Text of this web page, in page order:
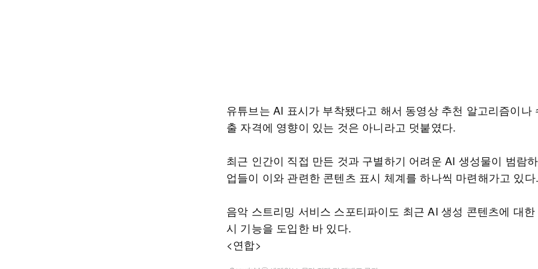
유튜브는 AI 표시가 부착됐다고 해서 동영상 추천 알고리즘이나
출 자격에 영향이 있는 것은 아니라고 덧붙였다.
최근 인간이 직접 만든 것과 구별하기 어려운 AI 생성물이 범람
업들이 이와 관련한 콘텐츠 표시 체계를 하나씩 마련해가고 있다.
음악 스트리밍 서비스 스포티파이도 최근 AI 생성 콘텐츠에 대한
시 기능을 도입한 바 있다.
<연합>